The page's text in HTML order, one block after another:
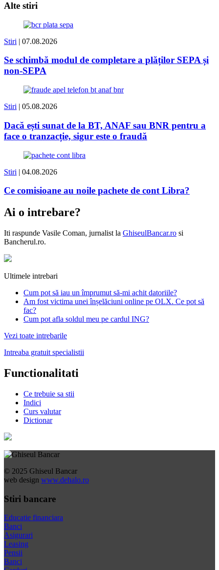
Alte stiri
Stiri | 07.08.2026
Se schimbă modul de completare a plăților SEPA și
non-SEPA
Stiri | 05.08.2026
Dacă ești sunat de la BT, ANAF sau BNR pentru a
face o tranzacție, sigur este o fraudă
Stiri | 04.08.2026
Ce comisioane au noile pachete de cont Libra?
Ai o intrebare?
Iti raspunde Vasile Coman, jurnalist la GhiseulBancar.ro si
Bancherul.ro.
Ultimele intrebari
Cum pot să iau un împrumut să-mi achit datoriile?
Am fost victima unei înșelăciuni online pe OLX. Ce pot să
fac?
Cum pot afla soldul meu pe cardul ING?
Vezi toate intrebarile
Intreaba gratuit specialistii
Functionalitati
Ce trebuie sa stii
Indici
Curs valutar
Dictionar
© 2025 Ghiseul Bancar
web design www.dehalo.ro
Stiri bancare
Educatie financiara
Banci
Asigurari
Leasing
Pensii
Banci